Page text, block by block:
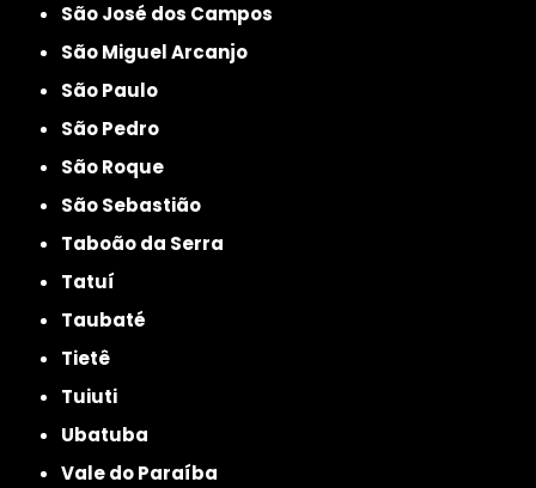
São José dos Campos
São Miguel Arcanjo
São Paulo
São Pedro
São Roque
São Sebastião
Taboão da Serra
Tatuí
Taubaté
Tietê
Tuiuti
Ubatuba
Vale do Paraíba